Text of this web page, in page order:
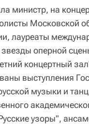
министр, на
Московской
лауреаты
звезды оперной
концертный
выступления
музыки и
узоры",